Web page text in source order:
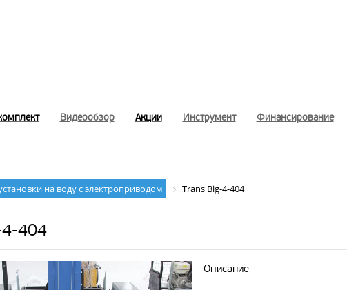
Видеообзор Акции Инструмент Финансирование
на воду с электроприводом Trans Big-4-404
404
Описание